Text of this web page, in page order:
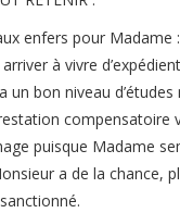
enfers pour Madame
à vivre
un bon niveau d’études
compensatoire
puisque Madame
a de la chance,